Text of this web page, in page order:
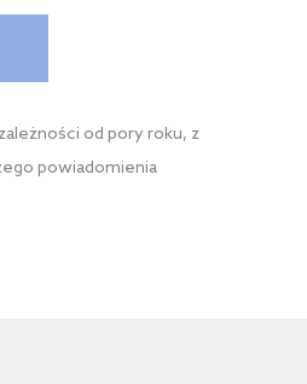
od pory roku, z
powiadomienia